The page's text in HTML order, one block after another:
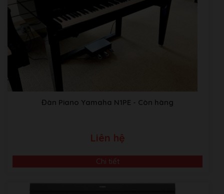
Đàn Piano Yamaha N1PE - Còn hàng
Liên hệ
Chi tiết